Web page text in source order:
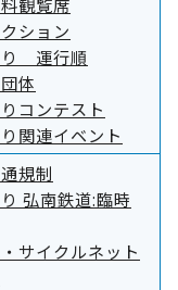
ション
り 運行順
体
コンテスト
関連イベント
規制
弘南鉄道:臨時
サイクルネット